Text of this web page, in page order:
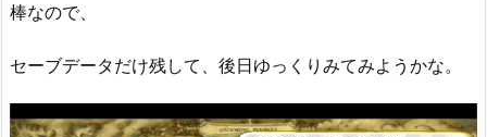
棒なので、
セーブデータだけ残して、後日ゆっくりみてみようかな。